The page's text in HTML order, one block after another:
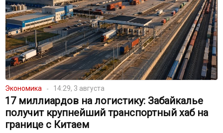
Экономика 14:29, 3 августа
17 миллиардов на логистику: Забайкалье
получит крупнейший транспортный хаб на
границе с Китаем